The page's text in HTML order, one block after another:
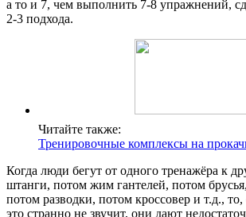
а то и 7, чем выполнить 7-8 упражнений,
2-3 подхода.
Читайте также:
Тренировочные комплексы на
Когда люди бегут от одного тренажёра к
штанги, потом жим гантелей, потом
потом разводки, потом кроссовер и т.д., то,
это странно не звучит, они дают